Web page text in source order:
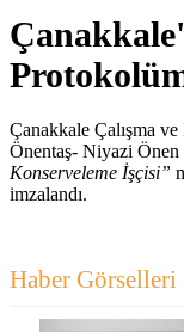
Çanakkale Çalışma
Önentaş- Niyazi Önen
Konserveleme İşçisi”
imzalandı.
Haber Görselleri